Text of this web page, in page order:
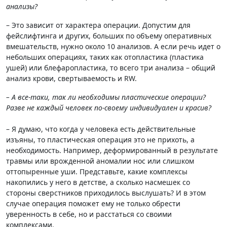
анализы?
– Это зависит от характера операции. Допустим для
фейслифтинга и других, больших по объему оперативных
вмешательств, нужно около 10 анализов. А если речь идет о
небольших операциях, таких как отопластика (пластика
ушей) или блефаропластика, то всего три анализа – общий
анализ крови, свертываемость и RW.
– А все-таки, так ли необходимы пластические операции?
Разве не каждый человек по-своему индивидуален и красив?
– Я думаю, что когда у человека есть действительные
изъяны, то пластическая операция это не прихоть, а
необходимость. Например, деформированный в результате
травмы или врожденной аномалии нос или слишком
оттопыренные уши. Представьте, какие комплексы
накопились у него в детстве, а сколько насмешек со
стороны сверстников приходилось выслушать? И в этом
случае операция поможет ему не только обрести
уверенность в себе, но и расстаться со своими
комплексами.